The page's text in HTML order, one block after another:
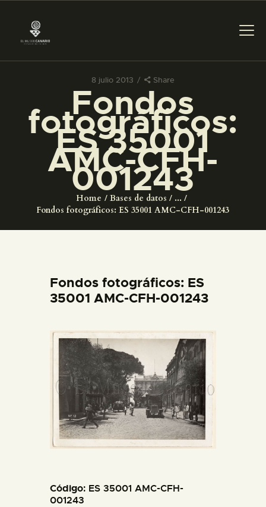
8 julio 2013 Share
Fondos
fotográficos:
ES 35001
AMC-CFH-
001243
Home Bases de datos
...
Fondos fotográficos: ES 35001 AMC-CFH-001243
PREPARAR LA VISITA
ACTIVIDADES
█
EL MUSEO
DIDÁCTICA
PREPARAR LA VISITA
ACTIVIDADES
█
COLECCIONES
Fondos fotográficos: ES
35001 AMC-CFH-001243
Código: ES 35001 AMC-CFH-
001243